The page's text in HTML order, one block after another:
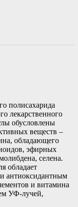
полисахарида
лекарственного
обусловлены
веществ –
обладающего
эфирных
селена.
обладает
антиоксидантным
и витамина
УФ-лучей,